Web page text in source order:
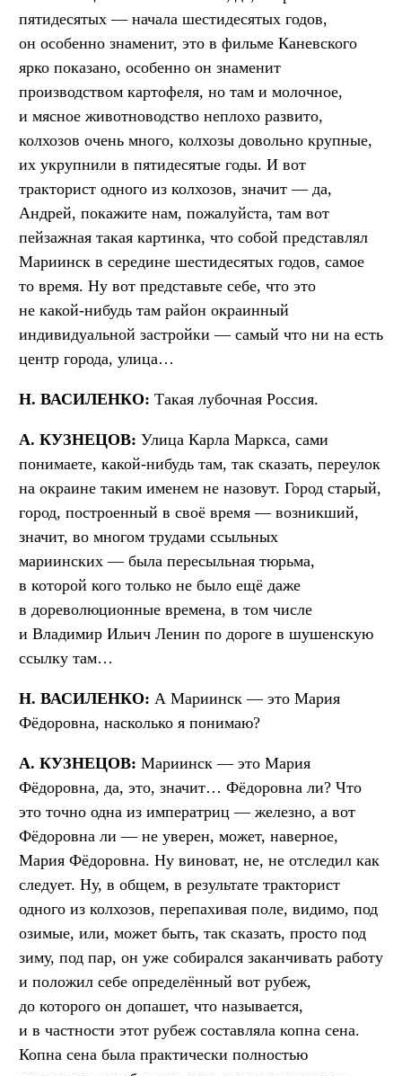
пятидесятых — начала шестидесятых годов,
он особенно знаменит, это в фильме Каневского
ярко показано, особенно он знаменит
производством картофеля, но там и молочное,
и мясное животноводство неплохо развито,
колхозов очень много, колхозы довольно крупные,
их укрупнили в пятидесятые годы. И вот
тракторист одного из колхозов, значит — да,
Андрей, покажите нам, пожалуйста, там вот
пейзажная такая картинка, что собой представлял
Мариинск в середине шестидесятых годов, самое
то время. Ну вот представьте себе, что это
не какой-нибудь там район окраинный
индивидуальной застройки — самый что ни на есть
центр города, улица…
Н. ВАСИЛЕНКО: Такая лубочная Россия.
А. КУЗНЕЦОВ: Улица Карла Маркса, сами
понимаете, какой-нибудь там, так сказать, переулок
на окраине таким именем не назовут. Город старый,
город, построенный в своё время — возникший,
значит, во многом трудами ссыльных
мариинских — была пересыльная тюрьма,
в которой кого только не было ещё даже
в дореволюционные времена, в том числе
и Владимир Ильич Ленин по дороге в шушенскую
ссылку там…
Н. ВАСИЛЕНКО: А Мариинск — это Мария
Фёдоровна, насколько я понимаю?
А. КУЗНЕЦОВ: Мариинск — это Мария
Фёдоровна, да, это, значит… Фёдоровна ли? Что
это точно одна из императриц — железно, а вот
Фёдоровна ли — не уверен, может, наверное,
Мария Фёдоровна. Ну виноват, не, не отследил как
следует. Ну, в общем, в результате тракторист
одного из колхозов, перепахивая поле, видимо, под
озимые, или, может быть, так сказать, просто под
зиму, под пар, он уже собирался заканчивать работу
и положил себе определённый вот рубеж,
до которого он допашет, что называется,
и в частности этот рубеж составляла копна сена.
Копна сена была практически полностью